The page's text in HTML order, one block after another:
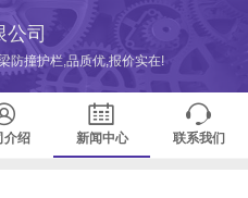
司
防撞护栏,品质优,报价实在!
介绍 新闻中心 联系我们